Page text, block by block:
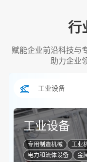
行
赋能企业前沿科技与
助力企业
工业设备
工业设备
专用制造机械
工业
电力和流体设备
金